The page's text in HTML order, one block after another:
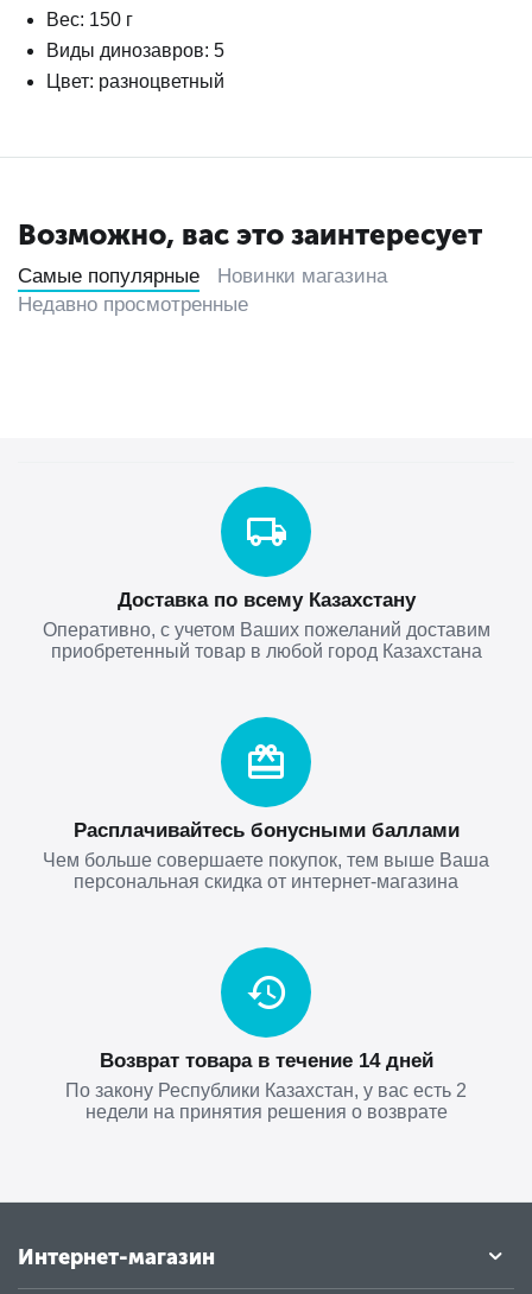
Вес: 150 г
Виды динозавров: 5
Цвет: разноцветный
Возможно, вас это заинтересует
Самые популярные
Новинки магазина
Недавно просмотренные
Доставка по всему Казахстану
Оперативно, с учетом Ваших пожеланий доставим
приобретенный товар в любой город Казахстана
Расплачивайтесь бонусными баллами
Чем больше совершаете покупок, тем выше Ваша
персональная скидка от интернет-магазина
Возврат товара в течение 14 дней
По закону Республики Казахстан, у вас есть 2
недели на принятия решения о возврате
Интернет-магазин